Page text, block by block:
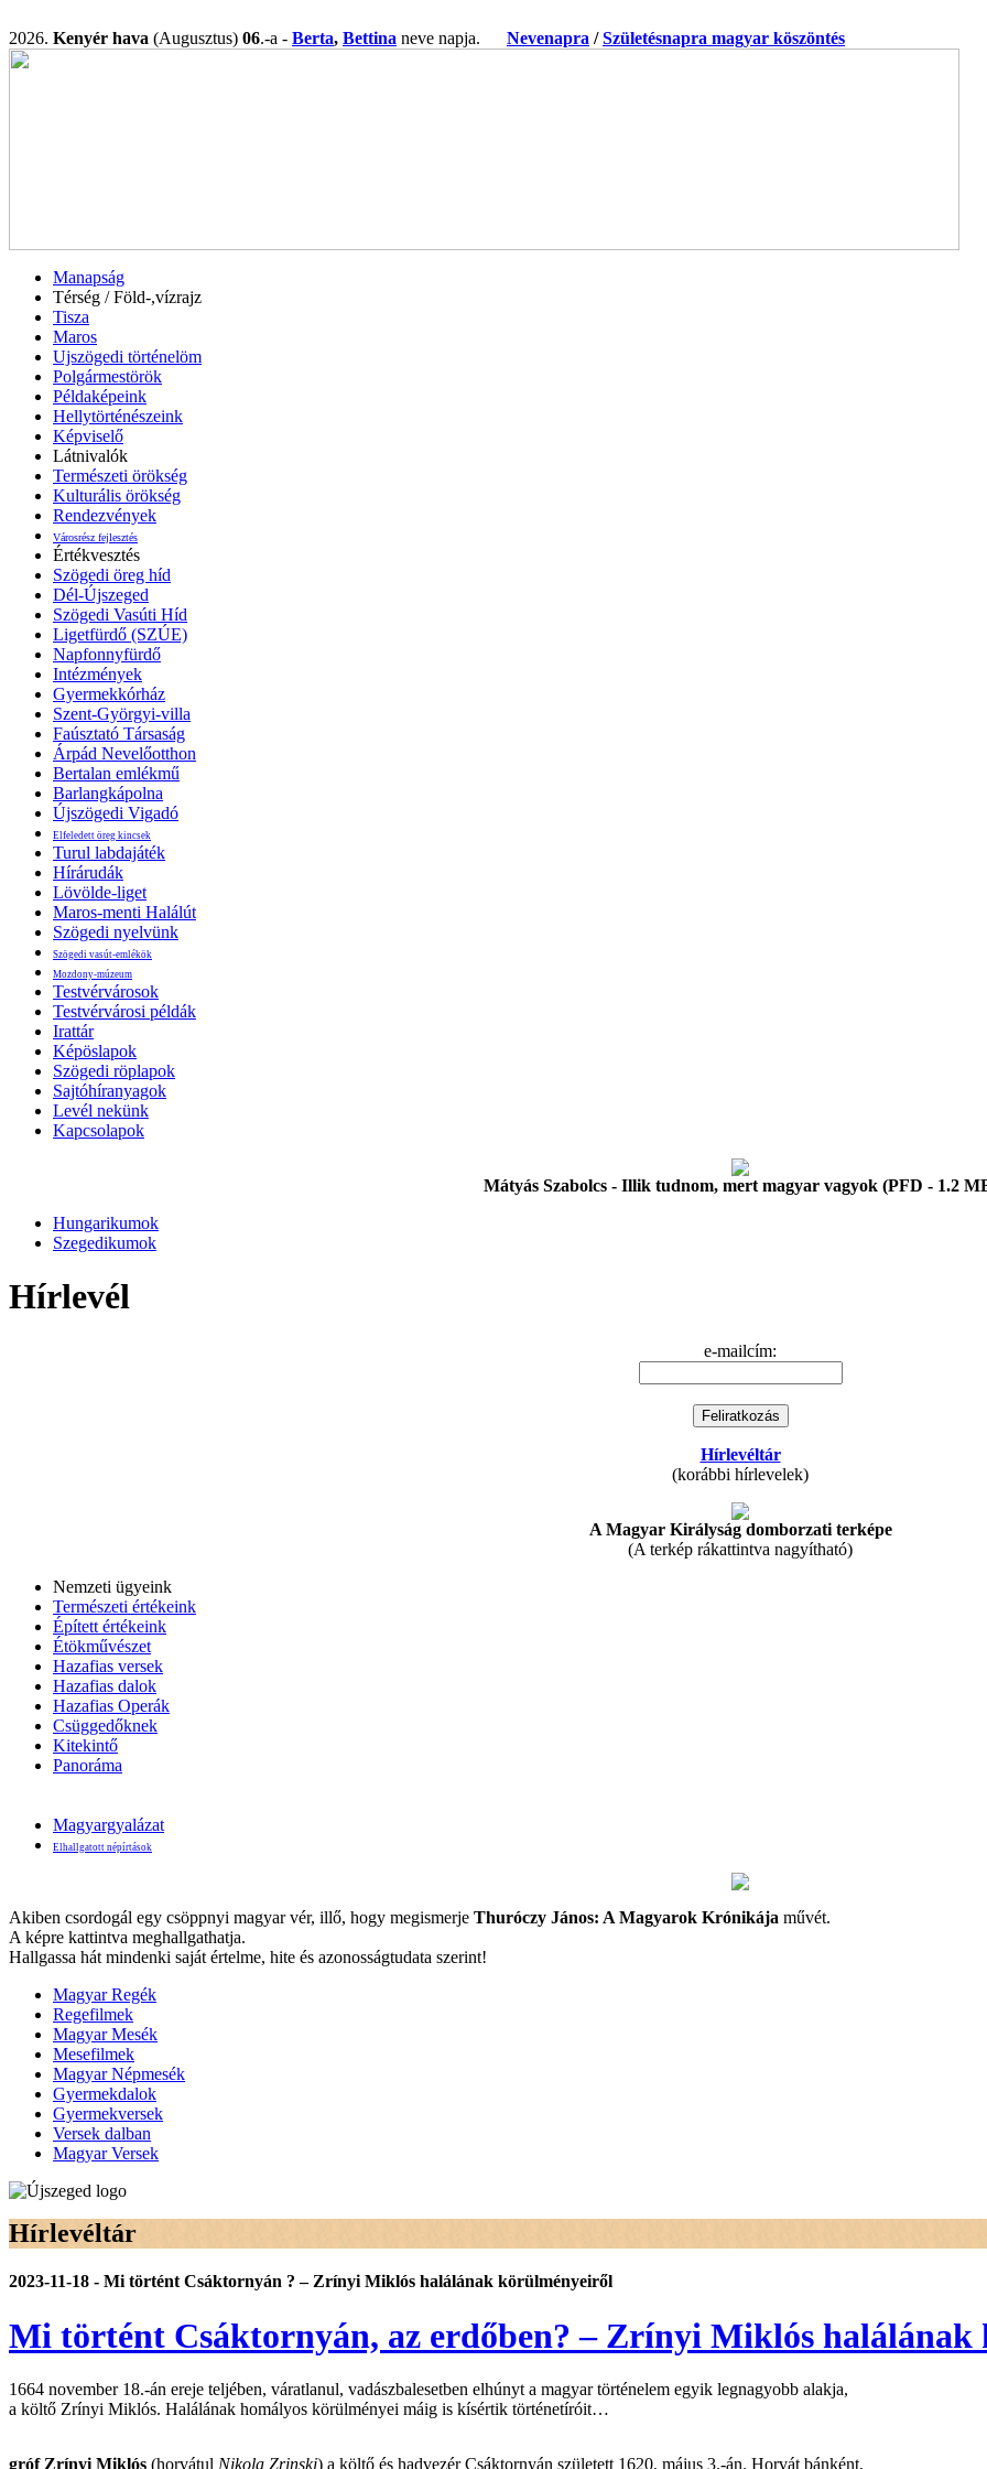
2026. Kenyér hava (Augusztus) 06.-a - Berta, Bettina neve napja. Nevenapra /Születésnapra magyar köszöntés
Manapság
Térség / Föld-,vízrajz
Tisza
Maros
Ujszögedi történelöm
Polgármestörök
Példaképeink
Hellytörténészeink
Képviselő
Látnivalók
Természeti örökség
Kulturális örökség
Rendezvények
Városrész fejlesztés
Értékvesztés
Szögedi öreg híd
Dél-Újszeged
Szögedi Vasúti Híd
Ligetfürdő (SZÚE)
Napfonnyfürdő
Intézmények
Gyermekkórház
Szent-Györgyi-villa
Faúsztató Társaság
Árpád Nevelőotthon
Bertalan emlékmű
Barlangkápolna
Újszögedi Vigadó
Elfeledett öreg kincsek
Turul labdajáték
Hírárudák
Lövölde-liget
Maros-menti Halálút
Szögedi nyelvünk
Szögedi vasút-emlékök
Mozdony-múzeum
Testvérvárosok
Testvérvárosi példák
Irattár
Képöslapok
Szögedi röplapok
Sajtóhíranyagok
Levél nekünk
Kapcsolapok
Mátyás Szabolcs - Illik tudnom, mert magyar vagyok (PFD - 1.2
Hungarikumok
Szegedikumok
Hírlevél
e-mailcím:
Hírlevéltár
(korábbi hírlevelek)
A Magyar Királyság domborzati terképe
(A terkép rákattintva nagyítható)
Nemzeti ügyeink
Természeti értékeink
Épített értékeink
Étökművészet
Hazafias versek
Hazafias dalok
Hazafias Operák
Csüggedőknek
Kitekintő
Panoráma
Magyargyalázat
Elhallgatott népírtások
Akiben csordogál egy csöppnyi magyar vér, illő, hogy megismerje Thuróczy János: A Magyarok Krónikája művét.
A képre kattintva meghallgathatja.
Hallgassa hát mindenki saját értelme, hite és azonosságtudata szerint!
Magyar Regék
Regefilmek
Magyar Mesék
Mesefilmek
Magyar Népmesék
Gyermekdalok
Gyermekversek
Versek dalban
Magyar Versek
Hírlevéltár
2023-11-18 - Mi történt Csáktornyán ? – Zrínyi Miklós halálának körülményeiről
Mi történt Csáktornyán, az erdőben? – Zrínyi Miklós
1664 november 18.-án ereje teljében, váratlanul, vadászbalesetben elhúnyt a magyar történelem egyik legnagyobb alakja,
a költő Zrínyi Miklós. Halálának homályos körülményei máig is kísértik történetíróit…
gróf Zrínyi Miklós (horvátul Nikola Zrinski) a költő és hadvezér Csáktornyán született 1620. május 3.-án. Horvát bánként,